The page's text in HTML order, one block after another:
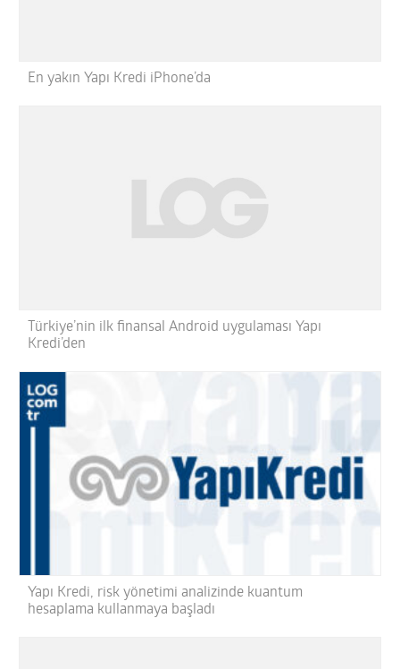
En yakın Yapı Kredi iPhone’da
Türkiye’nin ilk finansal Android uygulaması Yapı
Kredi’den
Yapı Kredi, risk yönetimi analizinde kuantum
hesaplama kullanmaya başladı